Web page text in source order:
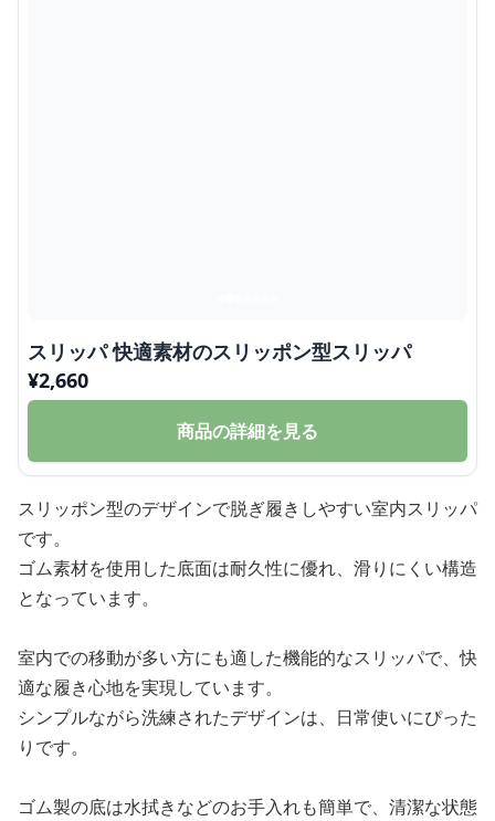
スリッパ 快適素材のスリッポン型スリッパ
¥2,660
商品の詳細を見る
スリッポン型のデザインで脱ぎ履きしやすい室内スリッパ
です。
ゴム素材を使用した底面は耐久性に優れ、滑りにくい構造
となっています。
室内での移動が多い方にも適した機能的なスリッパで、快
適な履き心地を実現しています。
シンプルながら洗練されたデザインは、日常使いにぴった
りです。
ゴム製の底は水拭きなどのお手入れも簡単で、清潔な状態